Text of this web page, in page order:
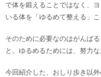
で体を鍛えることではなく、
いる体を「ゆるめて整える」こ
そのために必要なのはがんば
と。ゆるめるためには、努力な
今回紹介した、おしり歩き以